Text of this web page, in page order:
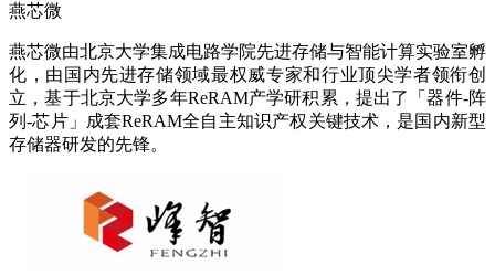
燕芯微
燕芯微由北京大学集成电路学院先进存储与智能计算实验室孵
化，由国内先进存储领域最权威专家和行业顶尖学者领衔创
立，基于北京大学多年ReRAM产学研积累，提出了「器件-阵
列-芯片」成套ReRAM全自主知识产权关键技术，是国内新型
存储器研发的先锋。